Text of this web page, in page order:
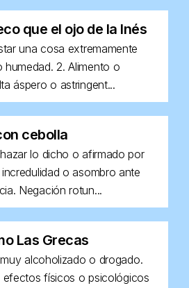
que el ojo de la Inés
una cosa extremamente
2. Alimento o
áspero o astringent...
cebolla
lo dicho o afirmado por
o asombro ante
Negación rotun...
Las Grecas
alcoholizado o drogado.
efectos físicos o psicológicos